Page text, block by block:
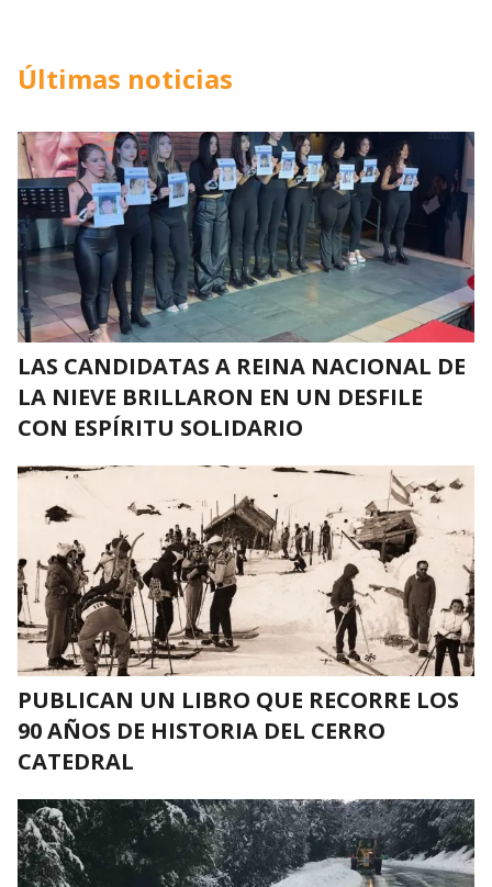
Últimas noticias
LAS CANDIDATAS A REINA NACIONAL DE
LA NIEVE BRILLARON EN UN DESFILE
CON ESPÍRITU SOLIDARIO
PUBLICAN UN LIBRO QUE RECORRE LOS
90 AÑOS DE HISTORIA DEL CERRO
CATEDRAL